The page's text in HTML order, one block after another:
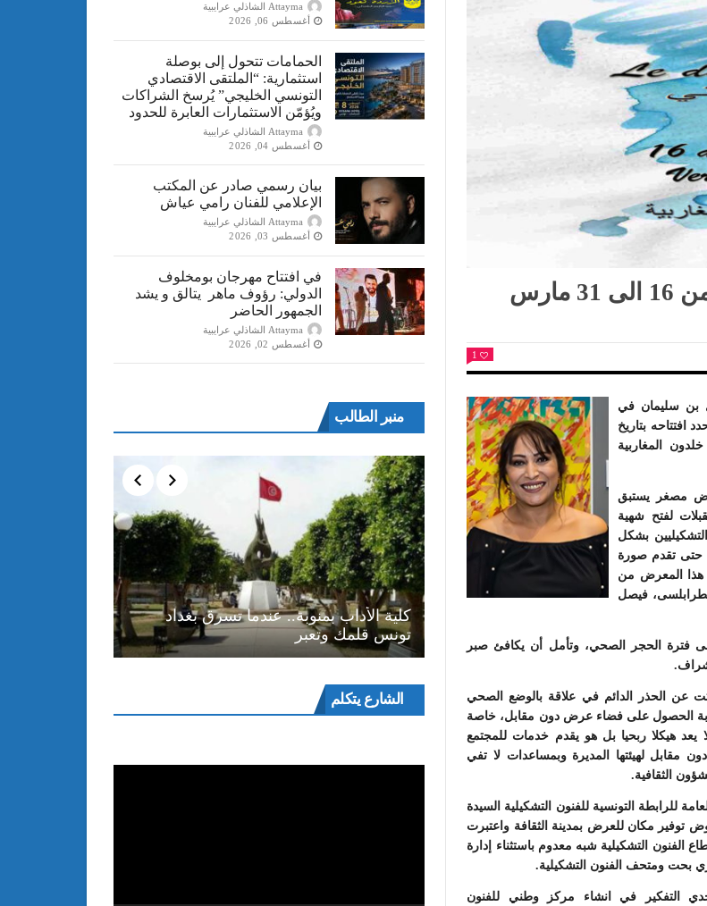
فنون تشكيلية: معرض “الأزرق الثاني” من 16 الى 31 مارس
1
بن سليمان في
حدد افتتاحه بتاريخ
خلدون المغاربية
مصغر يستبق
لفتح شهية
بشكل
حتى تقدم صورة
هذا المعرض من
فيصل
فترة الحجر الصحي، وتأمل أن يكافئ صبر
عن الحذر الدائم في علاقة بالوضع الصحي
الحصول على فضاء عرض دون مقابل، خاصة
يعد هيكلا ربحيا بل هو يقدم خدمات للمجتمع
مقابل لهيئتها المديرة وبمساعدات لا تفي
الثقافية.
للرابطة التونسية للفنون التشكيلية السيدة
توفير مكان للعرض بمدينة الثقافة واعتبرت
الفنون التشكيلية شبه معدوم باستثناء إدارة
بحت ومتحف الفنون التشكيلية.
التفكير في انشاء مركز وطني للفنون
Attayma الشاذلي عرايبية
أغسطس 06, 2026
الحمامات تتحول إلى بوصلة
استثمارية: “الملتقى الاقتصادي
التونسي الخليجي” يُرسخ الشراكات
ويُؤمّن الاستثمارات العابرة للحدود
Attayma الشاذلي عرايبية
أغسطس 04, 2026
بيان رسمي صادر عن المكتب
الإعلامي للفنان رامي عياش
Attayma الشاذلي عرايبية
أغسطس 03, 2026
في افتتاح مهرجان بومخلوف
الدولي: رؤوف ماهر يتالق و يشد
الجمهور الحاضر
Attayma الشاذلي عرايبية
أغسطس 02, 2026
منبر الطالب
كلية الأداب بمنوبة.. عندما تسرق بغداد
تونس قلمك وتعبر
الجامعي يقود رواده إلى الملتقيات
العمانية نموذجا
الشارع يتكلممشغل
الفيديو